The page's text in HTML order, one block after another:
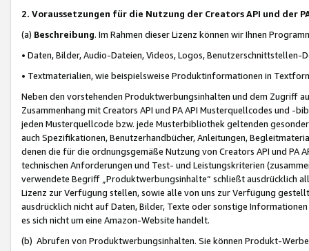
2. Voraussetzungen für die Nutzung der Creators API und der
(a) Beschreibung. Im Rahmen dieser Lizenz können wir Ihnen
• Daten, Bilder, Audio-Dateien, Videos, Logos, Benutzerschnittstellen-
• Textmaterialien, wie beispielsweise Produktinformationen in
Neben den vorstehenden Produktwerbungsinhalten und dem Zugriff
Zusammenhang mit Creators API und PA API Musterquellcodes und
jeden Musterquellcode bzw. jede Musterbibliothek geltenden
auch Spezifikationen, Benutzerhandbücher, Anleitungen,
denen die für die ordnungsgemäße Nutzung von Creators API und PA
technischen Anforderungen und Test- und Leistungskriterien
verwendete Begriff „Produktwerbungsinhalte“ schließt ausdrücklich
Lizenz zur Verfügung stellen, sowie alle von uns zur Verfügung
ausdrücklich nicht auf Daten, Bilder, Texte oder sonstige
es sich nicht um eine Amazon-Website handelt.
(b) Abrufen von Produktwerbungsinhalten. Sie können Produkt-